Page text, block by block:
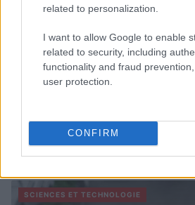
related to personalization.
I want to allow Google to enable
related to security, including
functionality and fraud
user protection.
CONFIRM
À lire aussi
SCIENCES ET TECHNOLOGIE